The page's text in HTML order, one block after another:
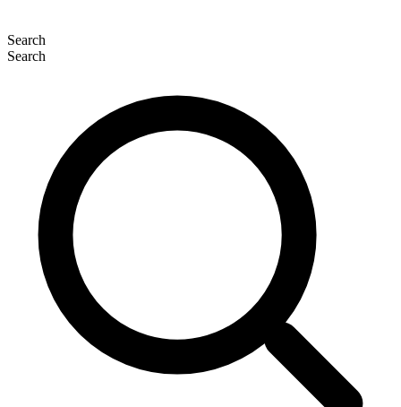
Search
Search